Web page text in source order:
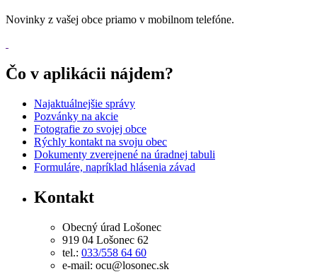
Novinky z vašej obce priamo v mobilnom telefóne.
Čo v aplikácii nájdem?
Najaktuálnejšie správy
Pozvánky na akcie
Fotografie zo svojej obce
Rýchly kontakt na svoju obec
Dokumenty zverejnené na úradnej tabuli
Formuláre, napríklad hlásenia závad
Kontakt
Obecný úrad Lošonec
919 04 Lošonec 62
tel.: 033/558 64 60
e-mail: ocu@losonec.sk